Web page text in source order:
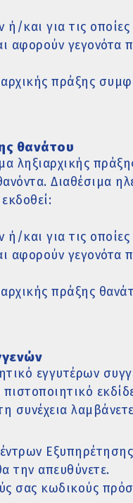
ή/και για τις
αφορούν γεγονότα
πράξης
θανάτου
ληξιαρχικής
Διαθέσιμα
ή/και για τις
αφορούν γεγονότα
πράξης
εγγυτέρων
συνέχεια
την απευθύνετε.
σας κωδικούς